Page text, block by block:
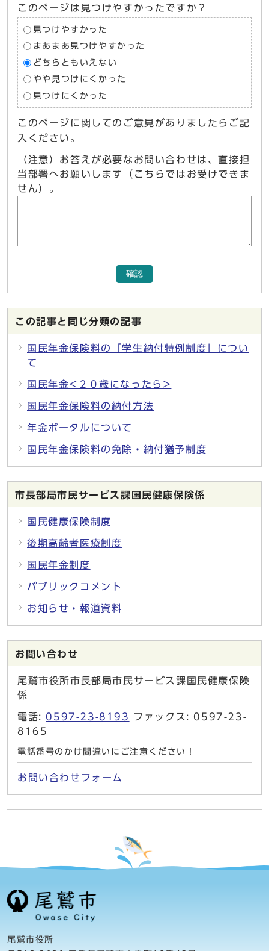
このページは見つけやすかったですか？
見つけやすかった
まあまあ見つけやすかった
どちらともいえない
やや見つけにくかった
見つけにくかった
このページに関してのご意見がありましたらご記
入ください。
（注意）お答えが必要なお問い合わせは、直接担
当部署へお願いします（こちらではお受けできま
せん）。
確認
この記事と同じ分類の記事
国民年金保険料の「学生納付特例制度」につい
て
国民年金<２０歳になったら>
国民年金保険料の納付方法
年金ポータルについて
国民年金保険料の免除・納付猶予制度
市長部局市民サービス課国民健康保険係
国民健康保険制度
後期高齢者医療制度
国民年金制度
パブリックコメント
お知らせ・報道資料
お問い合わせ
尾鷲市役所市長部局市民サービス課国民健康保険
係
電話: 0597-23-8193
ファックス: 0597-23-
8165
電話番号のかけ間違いにご注意ください！
お問い合わせフォーム
尾鷲市役所